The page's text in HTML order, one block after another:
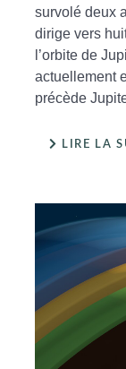
survolé deux
dirige vers
l’orbite de
actuellement
précède
LIRE LA